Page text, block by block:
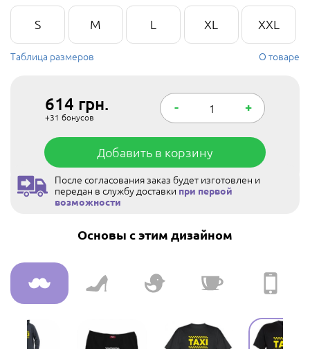
S M L XL XXL
Таблица размеров О товаре
614 грн.
+31 бонусов
- +
Добавить в корзину
После согласования заказ будет изготовлен и
передан в службу доставки при первой
возможности
Основы с этим дизайном